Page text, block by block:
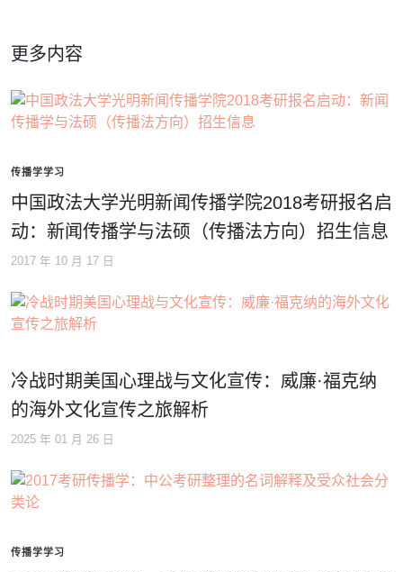
更多内容
传播学学习
中国政法大学光明新闻传播学院2018考研报名启
动：新闻传播学与法硕（传播法方向）招生信息
2017 年 10 月 17 日
冷战时期美国心理战与文化宣传：威廉·福克纳
的海外文化宣传之旅解析
2025 年 01 月 26 日
传播学学习